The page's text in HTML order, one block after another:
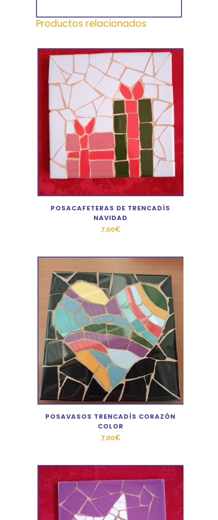
Productos relacionados
POSACAFETERAS DE TRENCADÍS
NAVIDAD
7,00€
POSAVASOS TRENCADÍS CORAZÓN
COLOR
7,00€